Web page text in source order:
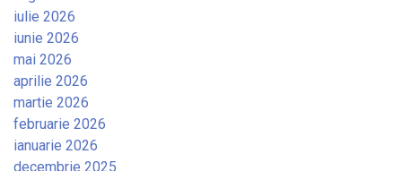
iulie 2026
iunie 2026
mai 2026
aprilie 2026
martie 2026
februarie 2026
ianuarie 2026
decembrie 2025